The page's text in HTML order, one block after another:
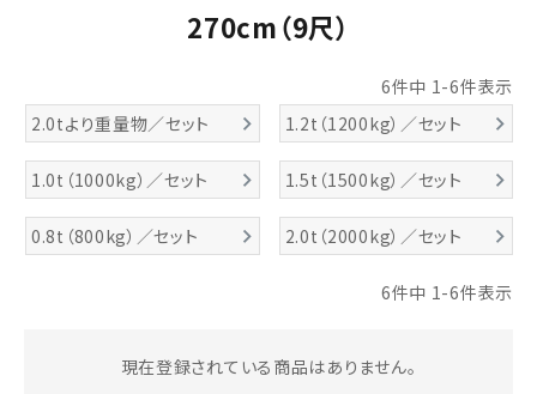
search
お気に入り一覧
270cm（9尺）
6件中 1-6件表示
2.0tより重量物／セット
1.2t（1200kg）／セット
1.0t（1000kg）／セット 1.5t（1500kg）／セット
0.8t（800kg）／セット 2.0t（2000kg）／セット
6件中 1-6件表示
現在登録されている商品はありません。